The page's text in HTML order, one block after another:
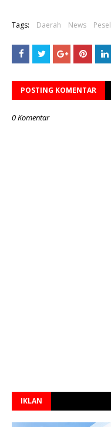
Tags: Daerah News Pesel
POSTING KOMENTAR
0 Komentar
IKLAN